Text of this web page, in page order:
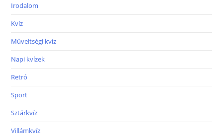
Irodalom
Kvíz
Műveltségi kvíz
Napi kvízek
Retró
Sport
Sztárkvíz
Villámkvíz